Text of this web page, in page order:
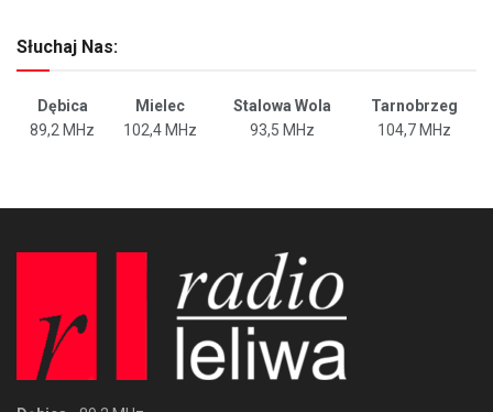
Słuchaj Nas:
Dębica Mielec Stalowa Wola
Tarnobrzeg
89,2 MHz
102,4 MHz 93,5 MHz 104,7 MHz